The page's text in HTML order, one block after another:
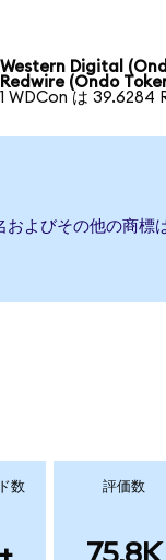
Western Digital
Redwire (Ondo
1 WDCon は 39.6284
よびその他の商標
数 評価数
75.8K